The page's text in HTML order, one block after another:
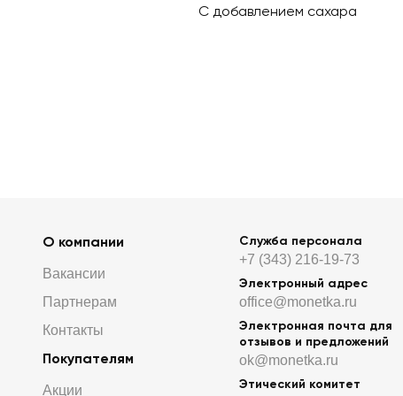
С добавлением сахара
О компании
Вакансии
Партнерам
Контакты
Покупателям
Акции
Служба персонала
+7 (343) 216-19-73
Электронный адрес
office@monetka.ru
Электронная почта для
отзывов и предложений
ok@monetka.ru
Этический комитет